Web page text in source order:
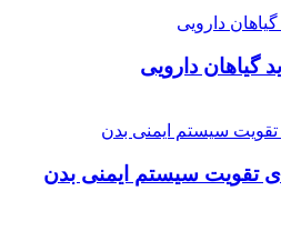
گیاهان دارویی
تقویت سیستم ایمنی بدن